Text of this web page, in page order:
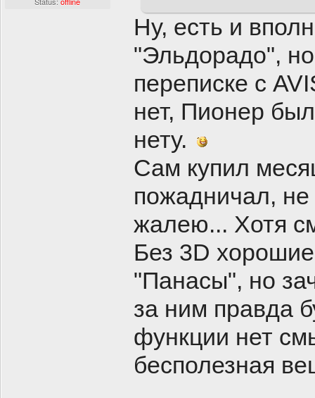
Ну, есть и
"Эльдорадо",
переписке с
нет, Пионер
нету.
Сам купил
пожадничал, не
жалею... Хотя
Без 3D
"Панасы", но
за ним правда
функции нет
бесполезная